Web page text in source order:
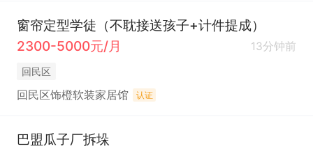
窗帘定型学徒（不耽接送孩子+计件提成）
2300-5000元/月
13分钟前
回民区
回民区饰橙软装家居馆 认证
巴盟瓜子厂拆垛